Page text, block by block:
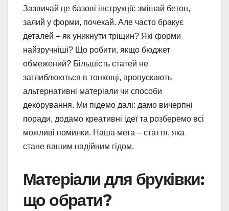
Зазвичай це базові інструкції: змішай бетон,
залий у форми, почекай. Але часто бракує
деталей – як уникнути тріщин? Які форми
найзручніші? Що робити, якщо бюджет
обмежений? Більшість статей не
заглиблюються в тонкощі, пропускають
альтернативні матеріали чи способи
декорування. Ми підемо далі: дамо вичерпні
поради, додамо креативні ідеї та розберемо всі
можливі помилки. Наша мета – стаття, яка
стане вашим надійним гідом.
Матеріали для бруківки:
що обрати?